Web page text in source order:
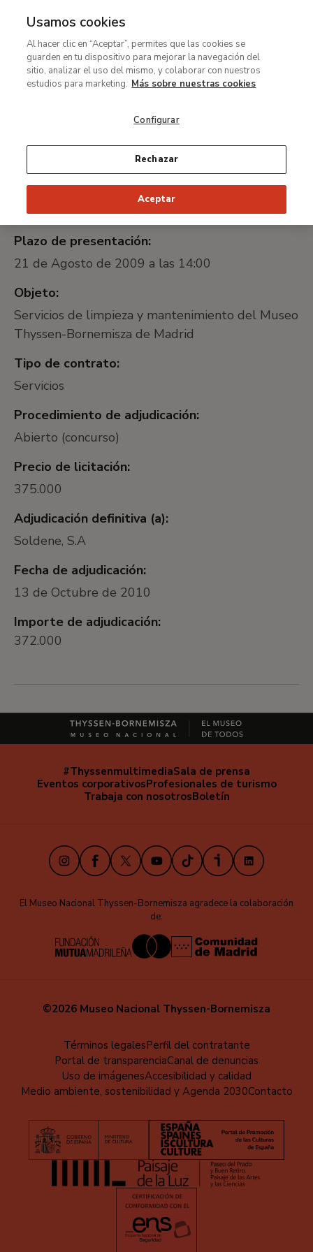
MENÚ
contenido
principal
Concurso de Servicios de
limpieza
Fecha de publicación:
10 de Julio de 2009
Plazo de presentación:
21 de Agosto de 2009 a las 14:00
Objeto:
Servicios de limpieza y mantenimiento del Museo
Thyssen-Bornemisza de Madrid
Tipo de contrato:
Servicios
Procedimiento de adjudicación:
Abierto (concurso)
Precio de licitación:
375.000
Adjudicación definitiva (a):
Soldene, S.A
Fecha de adjudicación:
13 de Octubre de 2010
Importe de adjudicación:
372.000
Navegación
secundaria
#ThyssenmultimediaSala de prensa
Eventos corporativosProfesionales de turismo
Trabaja con nosotrosBoletín
InstagramFacebook
X YoutubeTikTokiVooxLinkedIn
El Museo Nacional Thyssen-Bornemisza agradece la colaboración
de:
©2026 Museo Nacional Thyssen-Bornemisza
pie
Términos legalesPerfil del contratante
Portal de transparenciaCanal de denuncias
Uso de imágenesAccesibilidad y calidad
Medio ambiente, sostenibilidad y Agenda 2030Contacto
Usamos cookies
Al hacer clic en “Aceptar”, permites que las cookies se
guarden en tu dispositivo para mejorar la navegación del
sitio, analizar el uso del mismo, y colaborar con nuestros
estudios para marketing. Más sobre nuestras cookies
Configurar
Rechazar
Aceptar